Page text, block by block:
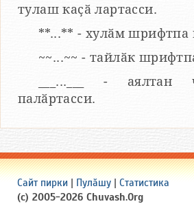
тулаш каҫӑ лартасси.
**...** - хулӑм шрифтпа
~~...~~ - тайлӑк
___...___ - аялтан
палӑртасси.
Сайт пирки | Пулӑшу | Статистика
(c) 2005-2026 Chuvash.Org